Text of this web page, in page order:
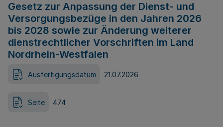
Gesetz zur Anpassung der Dienst- und
Versorgungsbezüge in den Jahren 2026
bis 2028 sowie zur Änderung weiterer
dienstrechtlicher Vorschriften im Land
Nordrhein-Westfalen
Ausfertigungsdatum 21.07.2026
Seite 474